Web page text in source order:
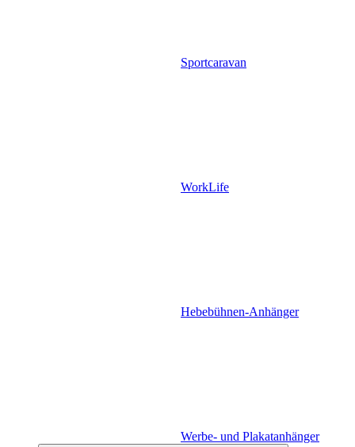
Sportcaravan
WorkLife
Hebebühnen-Anhänger
Werbe- und Plakatanhänger